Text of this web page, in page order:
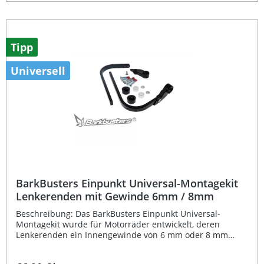
Aluminiumdesign sicher fixiert. Es handelt sich hierbei um
wie JET, VPS, STORM oder Carbon sind separat erhältlich.
Dadurch können Sie das Set ganz nach Ihren individuellen
Vorlieben konfigurieren. Die Montage gestaltet sich dank
der präzisen Passform unkompliziert und zuverlässig.
Eine TÜV/ABE-Zulassung ist nicht erforderlich, da
Handschützer keiner gesonderten Prüfpflicht unterliegen.
Speziell entwickelt passend für Yamaha XTZ 700 Tenere
World Raid ab 2022 Vollständig umlaufende
Aluminiumhalterung mit zwei Befestigungspunkten
Befestigungs-Kits Montagematerial
Tipp
Universell
BarkBusters Einpunkt Universal-Montagekit
Lenkerenden mit Gewinde 6mm / 8mm
Beschreibung: Das BarkBusters Einpunkt Universal-
Montagekit wurde für Motorräder entwickelt, deren
Lenkerenden ein Innengewinde von 6 mm oder 8 mm